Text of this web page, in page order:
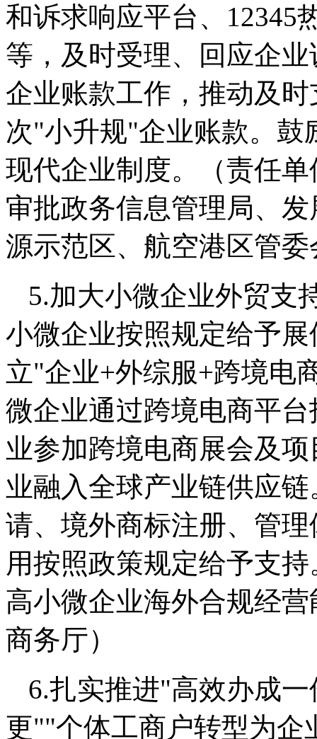
和诉求响应平台、12345
等，及时受理、回应企
企业账款工作，推动及
次"小升规"企业账款。
现代企业制度。（责任
审批政务信息管理局、
源示范区、航空港区管委
5.加大小微企业外贸支
小微企业按照规定给予
立"企业+外综服+跨境电
微企业通过跨境电商平
业参加跨境电商展会及
业融入全球产业链供应
请、境外商标注册、管
用按照政策规定给予支
高小微企业海外合规经
商务厅）
6.扎实推进"高效办成
更""个体工商户转型为